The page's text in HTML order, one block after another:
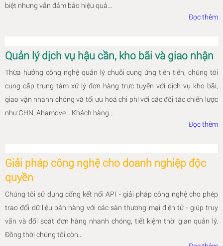
biệt nhưng vẫn đảm bảo hiệu quả...
Đọc thêm
Quản lý dịch vụ hậu cần, kho bãi và giao nhận
Thừa hưởng công nghệ quản lý chuỗi cung ứng tiên tiến, chúng tôi
cung cấp trung tâm xử lý đơn hàng trực tuyến với dịch vụ kho bãi,
giao vận nhanh chóng và tối ưu hoá chi phí với các đối tác chiến lược
như GHN, Ahamove... Khách hàng...
Đọc thêm
Giải pháp công nghệ cho doanh nghiệp độc
quyền
Chúng tôi sử dụng cổng kết nối API - giải pháp công nghệ cho phép
trao đổi dữ liệu bán hàng với các sàn thương mại điện tử - giúp truy
vấn và đối soát đơn hàng nhanh chóng, tiết kiệm thời gian quản lý.
Đồng thời chúng tôi còn...